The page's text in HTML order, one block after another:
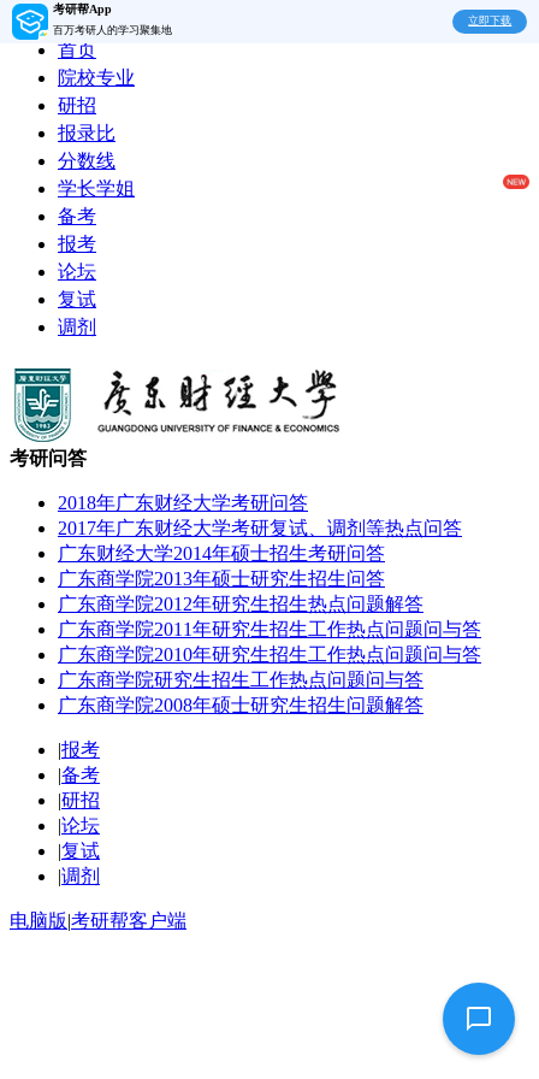
考研帮App
百万考研人的学习聚集地
立即下载
首页
院校专业
研招
报录比
分数线
学长学姐
备考
报考
论坛
复试
调剂
考研问答
2018年广东财经大学考研问答
2017年广东财经大学考研复试、调剂等热点问答
广东财经大学2014年硕士招生考研问答
广东商学院2013年硕士研究生招生问答
广东商学院2012年研究生招生热点问题解答
广东商学院2011年研究生招生工作热点问题问与答
广东商学院2010年研究生招生工作热点问题问与答
广东商学院研究生招生工作热点问题问与答
广东商学院2008年硕士研究生招生问题解答
|报考
|备考
|研招
|论坛
|复试
|调剂
电脑版|考研帮客户端